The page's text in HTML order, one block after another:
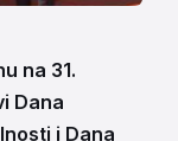
na 31.
Dana
i Dana